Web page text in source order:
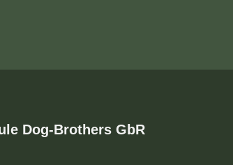
Dog-Brothers GbR